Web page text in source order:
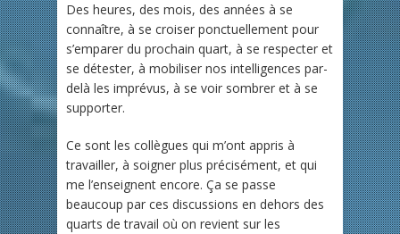
Des heures, des mois, des années à se
connaître, à se croiser ponctuellement pour
s’emparer du prochain quart, à se respecter et
se détester, à mobiliser nos intelligences par-
delà les imprévus, à se voir sombrer et à se
supporter.
Ce sont les collègues qui m’ont appris à
travailler, à soigner plus précisément, et qui
me l’enseignent encore. Ça se passe
beaucoup par ces discussions en dehors des
quarts de travail où on revient sur les